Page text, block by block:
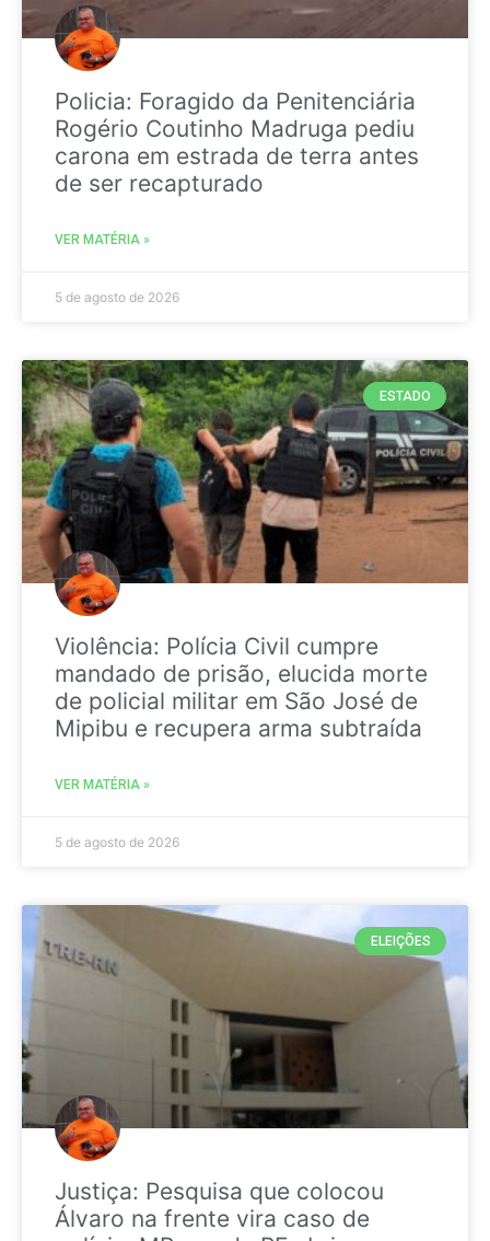
Policia: Foragido da Penitenciária
Rogério Coutinho Madruga pediu
carona em estrada de terra antes
de ser recapturado
VER MATÉRIA »
5 de agosto de 2026
ESTADO
Violência: Polícia Civil cumpre
mandado de prisão, elucida morte
de policial militar em São José de
Mipibu e recupera arma subtraída
VER MATÉRIA »
5 de agosto de 2026
ELEIÇÕES
Justiça: Pesquisa que colocou
Álvaro na frente vira caso de